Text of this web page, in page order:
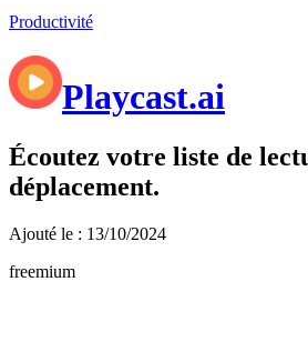
Productivité
Playcast.ai
Écoutez votre liste de
déplacement.
Ajouté le : 13/10/2024
freemium